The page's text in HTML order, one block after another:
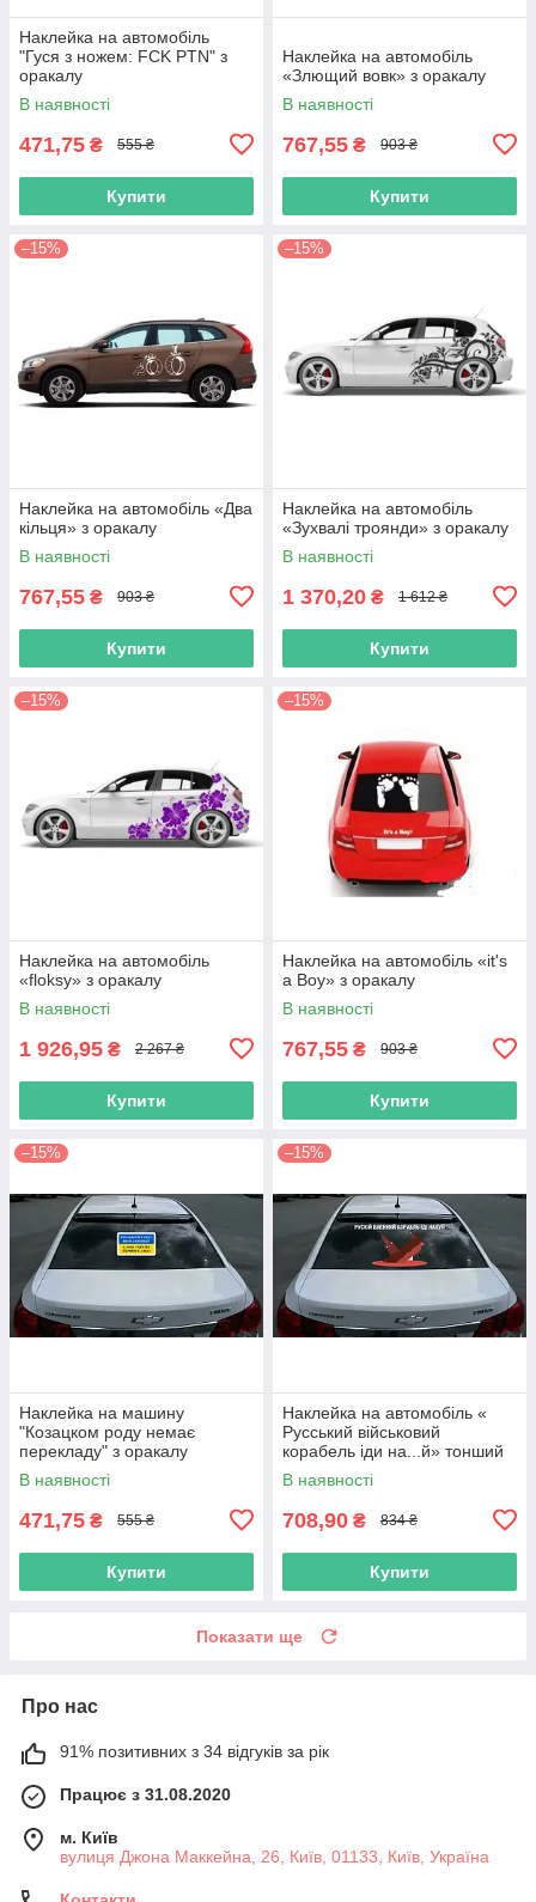
Наклейка на автомобіль
"Гуся з ножем: FCK PTN" з
оракалу
В наявності
471,75 ₴ 555 ₴
Купити
Наклейка на автомобіль
«Злющий вовк» з оракалу
В наявності
767,55 ₴ 903 ₴
Купити
–15%
Наклейка на автомобіль «Два
кільця» з оракалу
В наявності
767,55 ₴ 903 ₴
Купити
–15%
Наклейка на автомобіль
«Зухвалі троянди» з оракалу
В наявності
1 370,20 ₴ 1 612 ₴
Купити
–15%
Наклейка на автомобіль
«floksy» з оракалу
В наявності
1 926,95 ₴ 2 267 ₴
Купити
–15%
Наклейка на автомобіль «it's
a Boy» з оракалу
В наявності
767,55 ₴ 903 ₴
Купити
–15%
Наклейка на машину
"Козацком роду немає
перекладу" з оракалу
В наявності
471,75 ₴ 555 ₴
Купити
–15%
Наклейка на автомобіль «
Русський військовий
корабель іди на...й» тонший
корабель з оракалу
В наявності
708,90 ₴ 834 ₴
Купити
Показати ще
Про нас
91% позитивних з 34 відгуків за рік
Працює з 31.08.2020
м. Київ
вулиця Джона Маккейна, 26, Київ, 01133, Київ, Україна